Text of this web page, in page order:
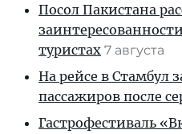
Посол Пакистана
туристах 7 августа
На рейсе в Стамбул
пассажиров после
Гастрофестиваль